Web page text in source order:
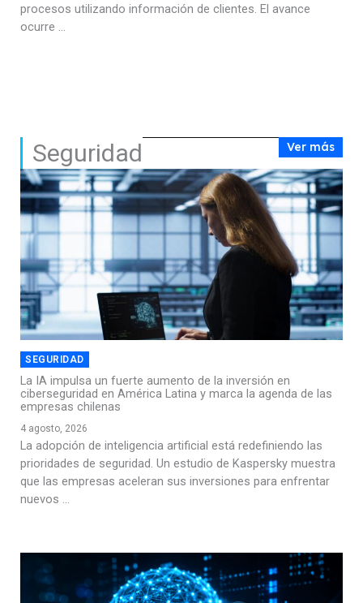
procesos utilizando información de clientes. El avance
ocurre ...
Seguridad Ver más
SEGURIDAD
La IA impulsa un fuerte aumento de la inversión en
ciberseguridad en América Latina y marca la agenda de las
empresas chilenas
4 agosto, 2026
La adopción de inteligencia artificial está redefiniendo las
prioridades de seguridad. Un estudio de Kaspersky muestra
que las empresas aceleran sus inversiones para enfrentar
nuevos ...